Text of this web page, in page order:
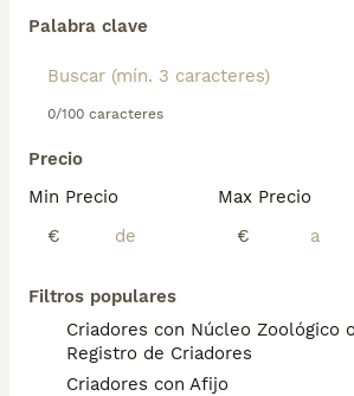
Palabra clave
0/100 caracteres
Precio
Min Precio
€
Max Precio
€
Filtros populares
Criadores con Núcleo Zoológico o
Registro de Criadores
Criadores con Afijo